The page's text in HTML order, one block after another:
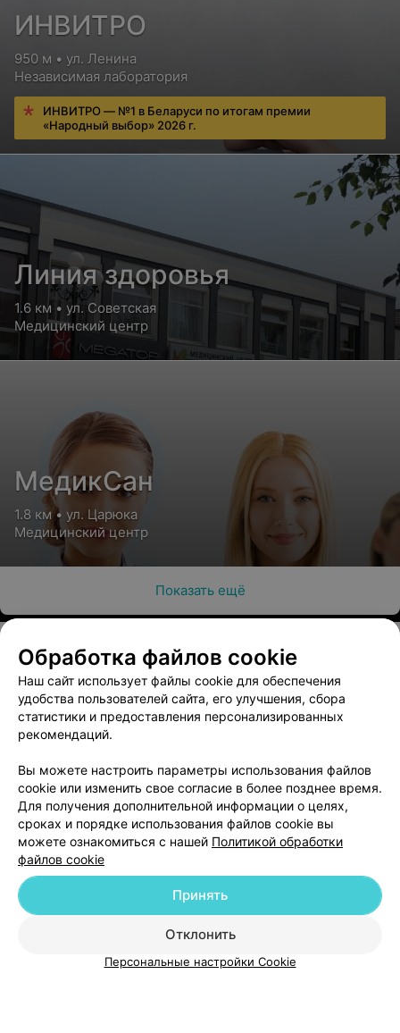
ИНВИТРО
950 м • ул. Ленина
Независимая лаборатория
ИНВИТРО — №1 в Беларуси по итогам премии
«Народный выбор» 2026 г.
Линия здоровья
1.6 км • ул. Советская
Медицинский центр
МедикСан
1.8 км • ул. Царюка
Медицинский центр
Показать ещё
О проекте Новости проекта
Размещение рекламы
Публичный договор
Пользовательское соглашение
Написать руководителю 103.by
Написать в поддержку
Персональные настройки cookie
Обработка персональных данных
ВЫ ВЛАДЕЛЕЦ?
Обработка файлов cookie
Наш сайт использует файлы cookie для обеспечения
удобства пользователей сайта, его улучшения, сбора
статистики и предоставления персонализированных
рекомендаций.
Вы можете настроить параметры использования файлов
cookie или изменить свое согласие в более позднее время.
Для получения дополнительной информации о целях,
сроках и порядке использования файлов cookie вы
можете ознакомиться с нашей Политикой обработки
файлов cookie
Отклонить
Принять
Персональные настройки Cookie